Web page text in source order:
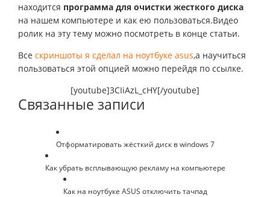
находится программа для очистки жесткого диска
на нашем компьютере и как ею пользоваться.Видео
ролик на эту тему можно посмотреть в конце статьи.
Все скриншоты я сделал на ноутбуке asus,а научиться
пользоваться этой опцией можно перейдя по ссылке.
[youtube]3CIiAzL_cHY[/youtube]
Связанные записи
Отформатировать жёсткий диск в windows 7
Как убрать всплывающую рекламу на компьютере
Как на ноутбуке ASUS отключить тачпад